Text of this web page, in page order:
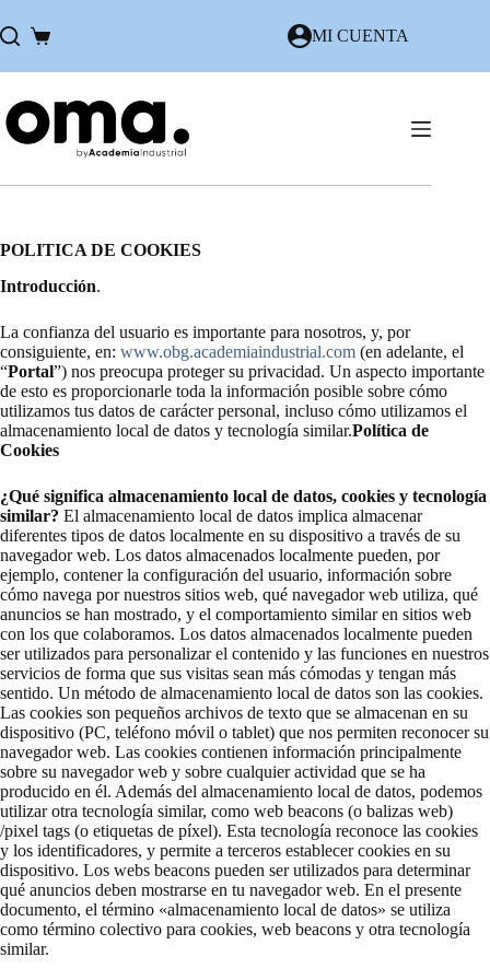
al
contenido
Carro
MI CUENTA
POLITICA DE COOKIES
Introducción.
La confianza del usuario es importante para nosotros, y, por
consiguiente, en: www.obg.academiaindustrial.com (en adelante, el
“Portal”) nos preocupa proteger su privacidad. Un aspecto importante
de esto es proporcionarle toda la información posible sobre cómo
utilizamos tus datos de carácter personal, incluso cómo utilizamos el
almacenamiento local de datos y tecnología similar.Política de
Cookies
¿Qué significa almacenamiento local de datos, cookies y tecnología
similar? El almacenamiento local de datos implica almacenar
diferentes tipos de datos localmente en su dispositivo a través de su
navegador web. Los datos almacenados localmente pueden, por
ejemplo, contener la configuración del usuario, información sobre
cómo navega por nuestros sitios web, qué navegador web utiliza, qué
anuncios se han mostrado, y el comportamiento similar en sitios web
con los que colaboramos. Los datos almacenados localmente pueden
ser utilizados para personalizar el contenido y las funciones en nuestros
servicios de forma que sus visitas sean más cómodas y tengan más
sentido. Un método de almacenamiento local de datos son las cookies.
Las cookies son pequeños archivos de texto que se almacenan en su
dispositivo (PC, teléfono móvil o tablet) que nos permiten reconocer su
navegador web. Las cookies contienen información principalmente
sobre su navegador web y sobre cualquier actividad que se ha
producido en él. Además del almacenamiento local de datos, podemos
utilizar otra tecnología similar, como web beacons (o balizas web)
/pixel tags (o etiquetas de píxel). Esta tecnología reconoce las cookies
y los identificadores, y permite a terceros establecer cookies en su
dispositivo. Los webs beacons pueden ser utilizados para determinar
qué anuncios deben mostrarse en tu navegador web. En el presente
documento, el término «almacenamiento local de datos» se utiliza
como término colectivo para cookies, web beacons y otra tecnología
similar.